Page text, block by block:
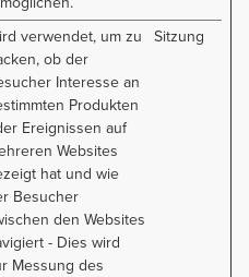
verwendet, um zu
ob der
Interesse an
Produkten
Ereignissen auf
Websites
hat und wie
Besucher
den Websites
- Dies wird
Messung des
Sitzung